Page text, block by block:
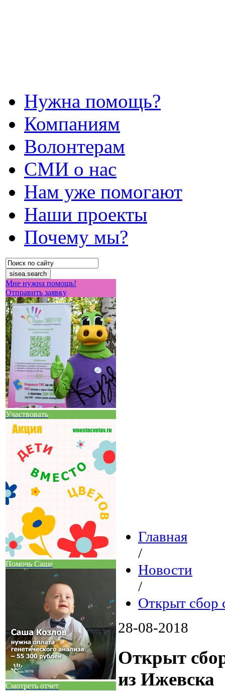
Нужна помощь?
Компаниям
Волонтерам
СМИ о нас
Нам уже помогают
Наши проекты
Почему мы?
Мне нужна помощь!
Отправить заявку
Участвовать
Помочь Саше
Смотреть отчет
Главная
/
Новости
/
Открыт сбор
28-08-2018
Открыт
из Ижевска